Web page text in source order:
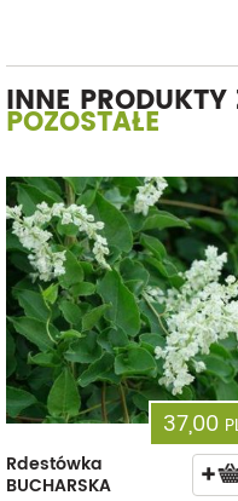
INNE
POZOSTAŁE
37,00
Rdestówka
BUCHARSKA